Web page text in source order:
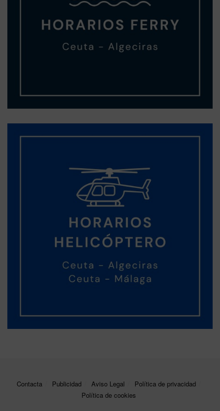
Contacta Publicidad Aviso Legal
Política de privacidad
Política de cookies